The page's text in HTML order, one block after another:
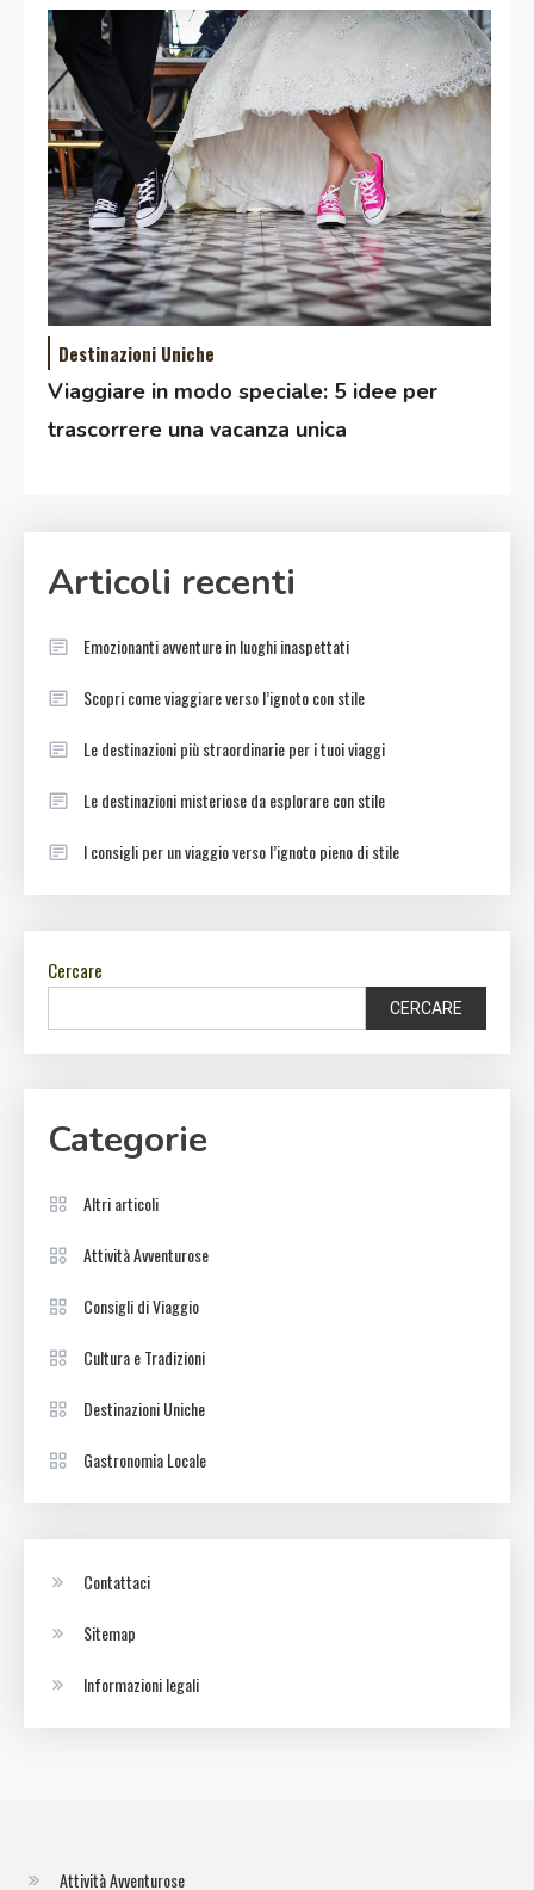
Destinazioni Uniche
Viaggiare in modo speciale: 5 idee per
trascorrere una vacanza unica
Articoli recenti
Emozionanti avventure in luoghi inaspettati
Scopri come viaggiare verso l’ignoto con stile
Le destinazioni più straordinarie per i tuoi viaggi
Le destinazioni misteriose da esplorare con stile
I consigli per un viaggio verso l’ignoto pieno di stile
Cercare
CERCARE
Categorie
Altri articoli
Attività Avventurose
Consigli di Viaggio
Cultura e Tradizioni
Destinazioni Uniche
Gastronomia Locale
Contattaci
Sitemap
Informazioni legali
Attività Avventurose